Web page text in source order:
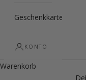
Geschenkkarte
KONTO
Warenkorb